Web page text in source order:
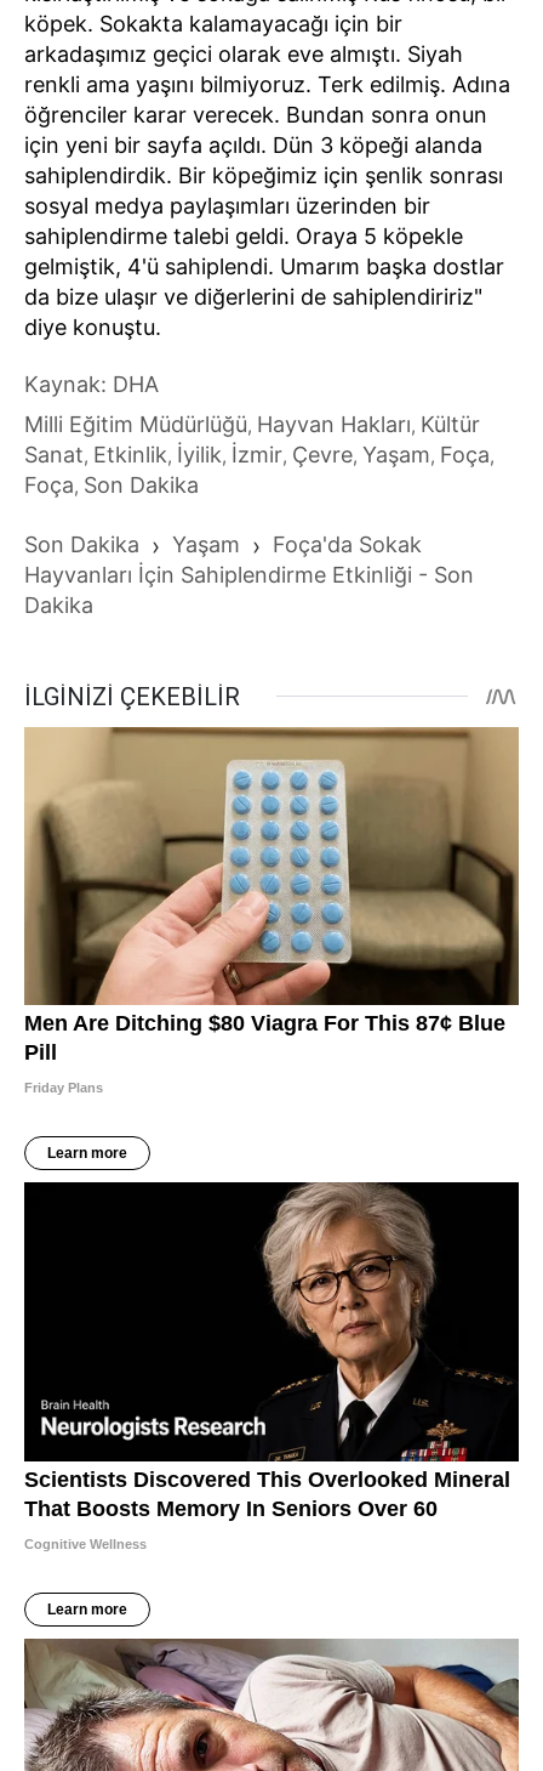
köpek. Sokakta kalamayacağı için bir
arkadaşımız geçici olarak eve almıştı. Siyah
renkli ama yaşını bilmiyoruz. Terk edilmiş. Adına
öğrenciler karar verecek. Bundan sonra onun
için yeni bir sayfa açıldı. Dün 3 köpeği alanda
sahiplendirdik. Bir köpeğimiz için şenlik sonrası
sosyal medya paylaşımları üzerinden bir
sahiplendirme talebi geldi. Oraya 5 köpekle
gelmiştik, 4'ü sahiplendi. Umarım başka dostlar
da bize ulaşır ve diğerlerini de sahiplendiririz"
diye konuştu.
Kaynak: DHA
Milli Eğitim Müdürlüğü, Hayvan Hakları, Kültür
Sanat, Etkinlik, İyilik, İzmir, Çevre, Yaşam, Foça,
Foça, Son Dakika
Son Dakika › Yaşam › Foça'da Sokak
Hayvanları İçin Sahiplendirme Etkinliği - Son
Dakika